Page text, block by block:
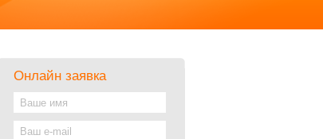
Онлайн заявка